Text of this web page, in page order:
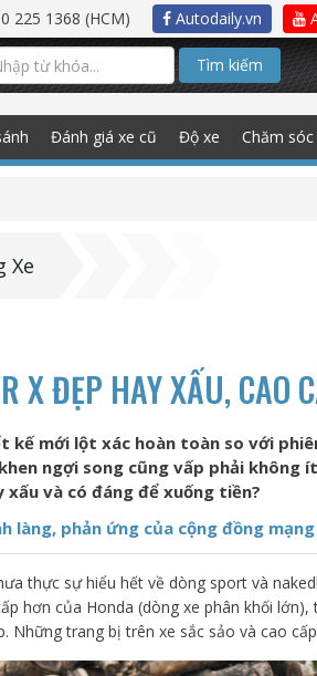
225 1368 (HCM) Autodaily.vn
Tìm kiếm
Đánh giá xe cũ Độ xe Chăm sóc
Xe
X ĐẸP HAY XẤU, CAO
kế mới lột xác hoàn toàn so với
ngợi song cũng vấp phải không
xấu và có đáng để xuống tiền?
làng, phản ứng của cộng đồng
thực sự hiểu hết về dòng sport và
hơn của Honda (dòng xe phân khối
Những trang bị trên xe sắc sảo và cao